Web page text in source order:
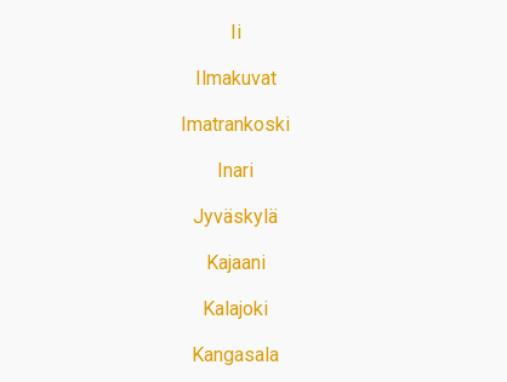
Ii
Ilmakuvat
Imatrankoski
Inari
Jyväskylä
Kajaani
Kalajoki
Kangasala